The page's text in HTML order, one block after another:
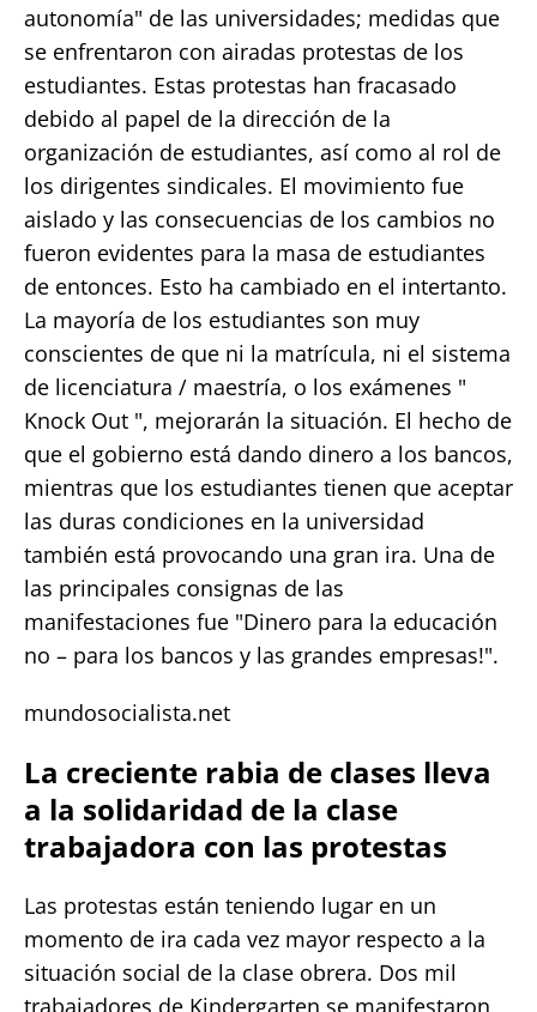
autonomía" de las universidades; medidas que
se enfrentaron con airadas protestas de los
estudiantes. Estas protestas han fracasado
debido al papel de la dirección de la
organización de estudiantes, así como al rol de
los dirigentes sindicales. El movimiento fue
aislado y las consecuencias de los cambios no
fueron evidentes para la masa de estudiantes
de entonces. Esto ha cambiado en el intertanto.
La mayoría de los estudiantes son muy
conscientes de que ni la matrícula, ni el sistema
de licenciatura / maestría, o los exámenes "
Knock Out ", mejorarán la situación. El hecho de
que el gobierno está dando dinero a los bancos,
mientras que los estudiantes tienen que aceptar
las duras condiciones en la universidad
también está provocando una gran ira. Una de
las principales consignas de las
manifestaciones fue "Dinero para la educación
no – para los bancos y las grandes empresas!".
mundosocialista.net
La creciente rabia de clases lleva
a la solidaridad de la clase
trabajadora con las protestas
Las protestas están teniendo lugar en un
momento de ira cada vez mayor respecto a la
situación social de la clase obrera. Dos mil
trabajadores de Kindergarten se manifestaron